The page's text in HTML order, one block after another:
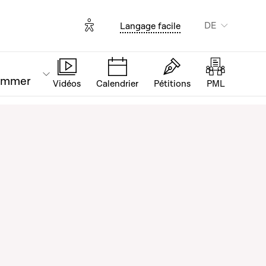
Options d'accessibilité
Langage facile DE
Vidéos Calendrier Pétitions PML